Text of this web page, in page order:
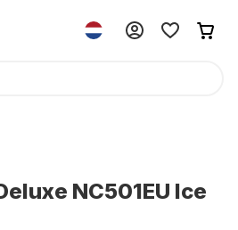
NC501EU Ice